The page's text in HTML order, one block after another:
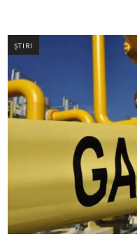
ȘTIRI